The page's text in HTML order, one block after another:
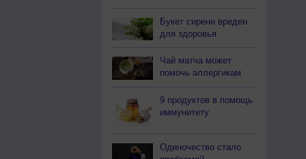
Букет сирени вреден
для здоровья
Чай матча может
помочь аллергикам
9 продуктов в помощь
иммунитету
Одиночество стало